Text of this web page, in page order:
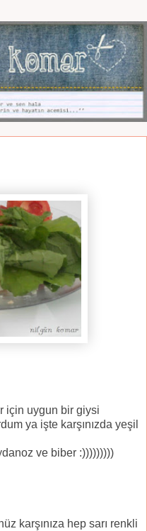
için uygun bir giysi
ya işte karşınızda yeşil
ve biber :)))))))))
karşınıza hep sarı renkli